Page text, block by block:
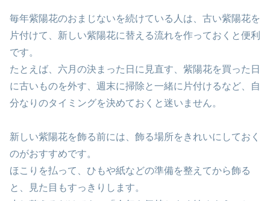
毎年紫陽花のおまじないを続けている人は、古い紫陽花を
片付けて、新しい紫陽花に替える流れを作っておくと便利
です。
たとえば、六月の決まった日に見直す、紫陽花を買った日
に古いものを外す、週末に掃除と一緒に片付けるなど、自
分なりのタイミングを決めておくと迷いません。
新しい紫陽花を飾る前には、飾る場所をきれいにしておく
のがおすすめです。
ほこりを払って、ひもや紙などの準備を整えてから飾る
と、見た目もすっきりします。